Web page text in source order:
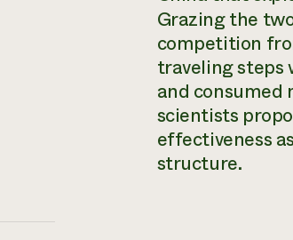
Grazing the
competition
traveling steps
and consumed
scientists
effectiveness
structure.